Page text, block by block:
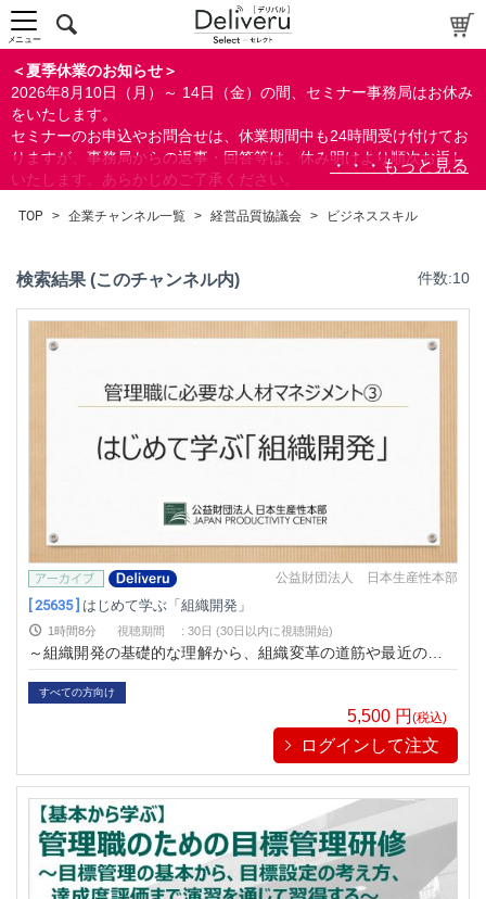
＜夏季休業のお知らせ＞
2026年8月10日（月）～ 14日（金）の間、セミナー事務局はお休み
をいたします。
セミナーのお申込やお問合せは、休業期間中も24時間受け付けてお
りますが、事務局からの返事・回答等は、休み明けより順次お返し
いたします。あらかじめご了承ください。
ができます。
メニュー
TOP > 企業チャンネル一覧 > 経営品質協議会 > ビジネススキル
検索結果 (このチャンネル内) 件数:10
公益財団法人 日本生産性本部
[ 25635 ] はじめて学ぶ「組織開発」
1時間8分 視聴期間 : 30日 (30日以内に視聴開始)
～組織開発の基礎的な理解から、組織変革の道筋や最近の潮流
を学ぶ～
すべての方向け
5,500 円 (税込)
ログインして注文